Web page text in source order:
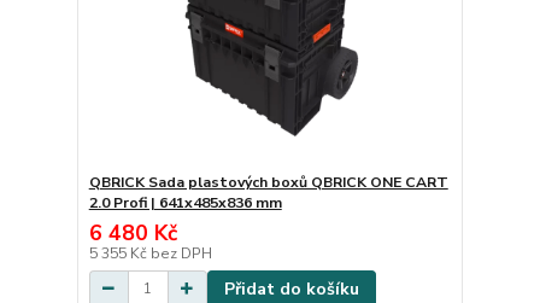
QBRICK Sada plastových boxů QBRICK ONE CART
2.0 Profi | 641x485x836 mm
6 480 Kč
5 355 Kč bez DPH
Přidat do košíku